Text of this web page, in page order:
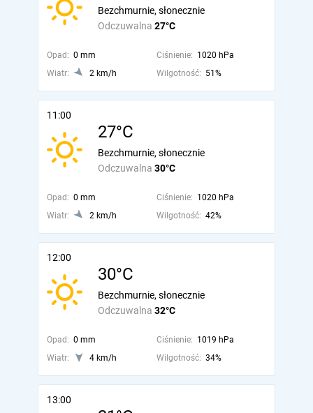
Odczuwalna 27°C
Bezchmurnie, słonecznie
Opad: 0 mm Ciśnienie: 1020 hPa
Wiatr:
2 km/h Wilgotność: 51%
11:00
27°C
Odczuwalna 30°C
Bezchmurnie, słonecznie
Opad: 0 mm Ciśnienie: 1020 hPa
Wiatr:
2 km/h Wilgotność: 42%
12:00
30°C
Odczuwalna 32°C
Bezchmurnie, słonecznie
Opad: 0 mm Ciśnienie: 1019 hPa
Wiatr:
4 km/h Wilgotność: 34%
13:00